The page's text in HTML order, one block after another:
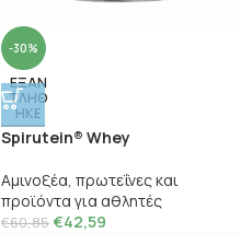
-30%
ΕΞΑΝ
ΤΛΗΘ
ΗΚΕ
Spirutein® Whey
Αμινοξέα, πρωτεΐνες και
προϊόντα για αθλητές
€60,85 €42,59